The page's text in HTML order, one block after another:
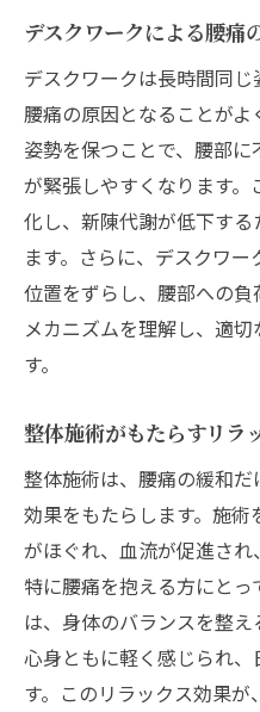
デスクワークによる腰痛
デスクワークは長時間同じ
腰痛の原因となることが
姿勢を保つことで、腰部
が緊張しやすくなります
化し、新陳代謝が低下す
ます。さらに、デスクワ
位置をずらし、腰部への
メカニズムを理解し、適
す。
整体施術がもたらすリラ
整体施術は、腰痛の緩和
効果をもたらします。施
がほぐれ、血流が促進され
特に腰痛を抱える方にと
は、身体のバランスを整
心身ともに軽く感じられ
す。このリラックス効果